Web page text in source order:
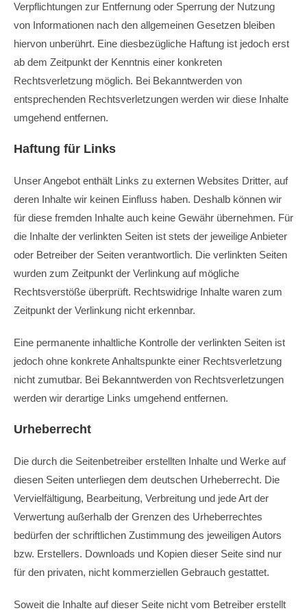
Verpflichtungen zur Entfernung oder Sperrung der Nutzung
von Informationen nach den allgemeinen Gesetzen bleiben
hiervon unberührt. Eine diesbezügliche Haftung ist jedoch erst
ab dem Zeitpunkt der Kenntnis einer konkreten
Rechtsverletzung möglich. Bei Bekanntwerden von
entsprechenden Rechtsverletzungen werden wir diese Inhalte
umgehend entfernen.
Haftung für Links
Unser Angebot enthält Links zu externen Websites Dritter, auf
deren Inhalte wir keinen Einfluss haben. Deshalb können wir
für diese fremden Inhalte auch keine Gewähr übernehmen. Für
die Inhalte der verlinkten Seiten ist stets der jeweilige Anbieter
oder Betreiber der Seiten verantwortlich. Die verlinkten Seiten
wurden zum Zeitpunkt der Verlinkung auf mögliche
Rechtsverstöße überprüft. Rechtswidrige Inhalte waren zum
Zeitpunkt der Verlinkung nicht erkennbar.
Eine permanente inhaltliche Kontrolle der verlinkten Seiten ist
jedoch ohne konkrete Anhaltspunkte einer Rechtsverletzung
nicht zumutbar. Bei Bekanntwerden von Rechtsverletzungen
werden wir derartige Links umgehend entfernen.
Urheberrecht
Die durch die Seitenbetreiber erstellten Inhalte und Werke auf
diesen Seiten unterliegen dem deutschen Urheberrecht. Die
Vervielfältigung, Bearbeitung, Verbreitung und jede Art der
Verwertung außerhalb der Grenzen des Urheberrechtes
bedürfen der schriftlichen Zustimmung des jeweiligen Autors
bzw. Erstellers. Downloads und Kopien dieser Seite sind nur
für den privaten, nicht kommerziellen Gebrauch gestattet.
Soweit die Inhalte auf dieser Seite nicht vom Betreiber erstellt